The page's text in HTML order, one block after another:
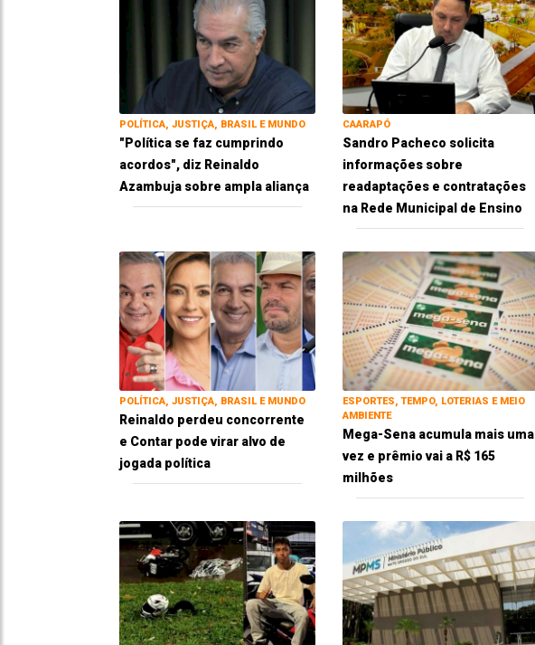
POLÍTICA, JUSTIÇA, BRASIL E MUNDO
"Política se faz cumprindo
acordos", diz Reinaldo
Azambuja sobre ampla aliança
CAARAPÓ
Sandro Pacheco solicita
informações sobre
readaptações e contratações
na Rede Municipal de Ensino
POLÍTICA, JUSTIÇA, BRASIL E MUNDO
Reinaldo perdeu concorrente
e Contar pode virar alvo de
jogada política
ESPORTES, TEMPO, LOTERIAS E MEIO
AMBIENTE
Mega-Sena acumula mais uma
vez e prêmio vai a R$ 165
milhões